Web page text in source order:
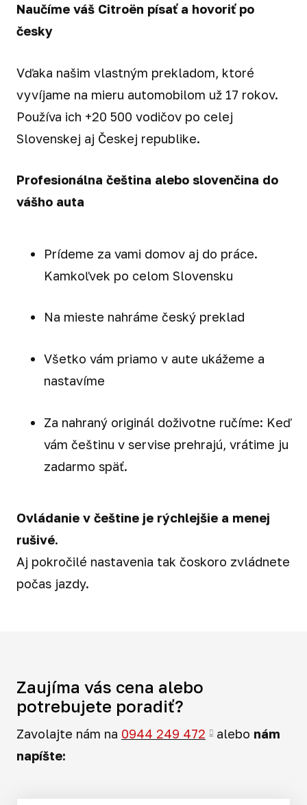
Naučíme váš Citroën písať a hovoriť po
česky
Vďaka našim vlastným prekladom, ktoré
vyvíjame na mieru automobilom už 17 rokov.
Používa ich +20 500 vodičov po celej
Slovenskej aj Českej republike.
Profesionálna čeština alebo slovenčina do
vášho auta
Prídeme za vami domov aj do práce.
Kamkoľvek po celom Slovensku
Na mieste nahráme český preklad
Všetko vám priamo v aute ukážeme a
nastavíme
Za nahraný originál doživotne ručíme: Keď
vám češtinu v servise prehrajú, vrátime ju
zadarmo späť.
Ovládanie v češtine je rýchlejšie a menej
rušivé.
Aj pokročilé nastavenia tak čoskoro zvládnete
počas jazdy.
Zaujíma vás cena alebo
potrebujete poradiť?
Zavolajte nám na 0944 249 472 alebo nám
napíšte: